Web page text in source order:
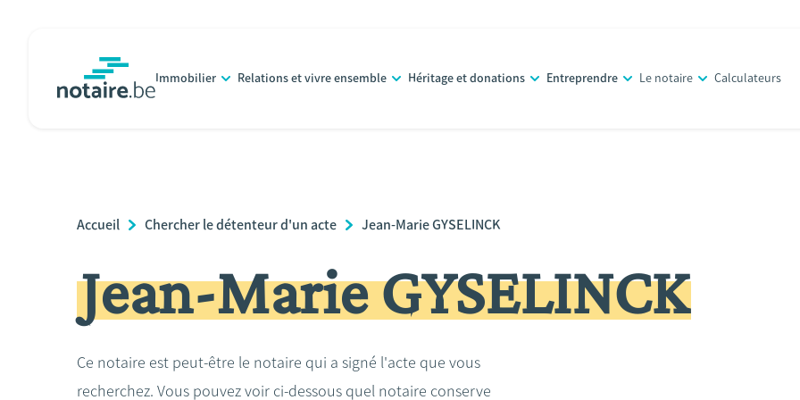
principal
Immobilier Relations et vivre ensemble Héritage et donations Entreprendre Le notaire Calculateurs
Breadcrumb
Accueil Chercher le détenteur d'un acte Jean-Marie GYSELINCK
Jean-Marie GYSELINCK
Ce notaire est peut-être le notaire qui a signé l'acte que vous
recherchez. Vous pouvez voir ci-dessous quel notaire conserve